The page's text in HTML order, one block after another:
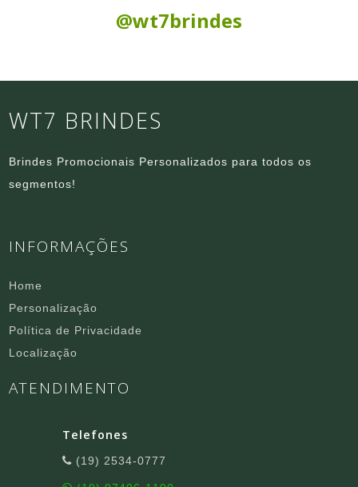
@wt7brindes
WT7 BRINDES
Brindes Promocionais Personalizados para todos os
segmentos!
INFORMAÇÕES
Home
Personalização
Política de Privacidade
Localização
ATENDIMENTO
Telefones
(19) 2534-0777